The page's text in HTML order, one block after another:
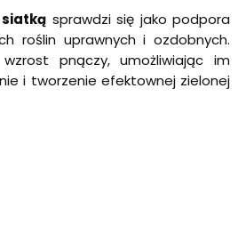
sprawdzi się jako podpora
roślin uprawnych i ozdobnych.
pnączy, umożliwiając im
i tworzenie efektownej zielonej